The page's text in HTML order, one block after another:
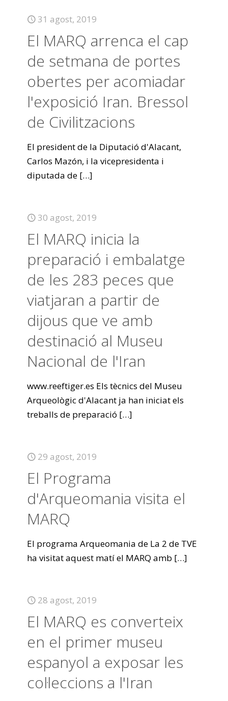
31 agost, 2019
El MARQ arrenca el cap
de setmana de portes
obertes per acomiadar
l'exposició Iran. Bressol
de Civilitzacions
El president de la Diputació d'Alacant,
Carlos Mazón, i la vicepresidenta i
diputada de […]
30 agost, 2019
El MARQ inicia la
preparació i embalatge
de les 283 peces que
viatjaran a partir de
dijous que ve amb
destinació al Museu
Nacional de l'Iran
www.reeftiger.es Els tècnics del Museu
Arqueològic d'Alacant ja han iniciat els
treballs de preparació […]
29 agost, 2019
El Programa
d'Arqueomania visita el
MARQ
El programa Arqueomania de La 2 de TVE
ha visitat aquest matí el MARQ amb […]
28 agost, 2019
El MARQ es converteix
en el primer museu
espanyol a exposar les
col·leccions a l'Iran